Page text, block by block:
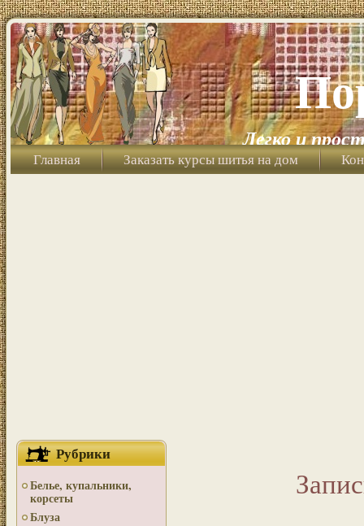
Легко и
Главная Заказать курсы шитья на дом
Рубрики
Белье, купальники,
корсеты
Блуза